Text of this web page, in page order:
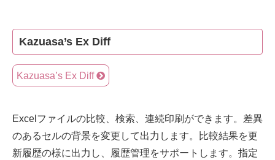
Kazuasa’s Ex Diff
Kazuasa’s Ex Diff
Excelファイルの比較、検索、連続印刷ができます。差異
のあるセルの背景を変更して出力します。比較結果を更
新履歴の様に出力し、履歴管理をサポートします。指定